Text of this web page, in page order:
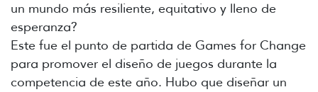
un mundo más resiliente, equitativo y lleno de
esperanza?
Este fue el punto de partida de Games for Change
para promover el diseño de juegos durante la
competencia de este año. Hubo que diseñar un